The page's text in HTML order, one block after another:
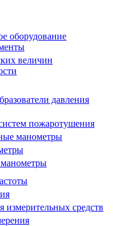
оборудование
величин
давления
пожаротушения
манометры
средств